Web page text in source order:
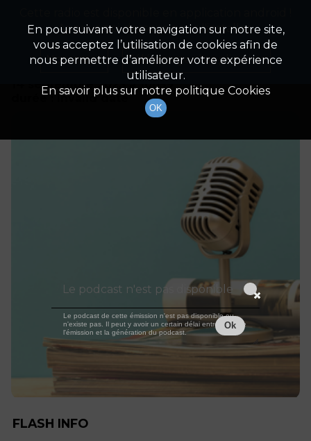
Détails De L'épisode
14 septembre 2023
à 10h59
durée : Invalid date
FLASH INFO
En poursuivant votre navigation sur notre site,
vous acceptez l’utilisation de cookies afin de
nous permettre d’améliorer votre expérience
utilisateur.
En savoir plus sur notre politique Cookies
OK
Appuyez ci-dessous pour l'installer.
Non merci Télécharger l'application
Le podcast n'est pas disponible
Le podcast de cette émission n'est pas disponible ou
n'existe pas. Il peut y avoir un certain délai entre la fin de
l'émission et la génération du podcast.
Ok